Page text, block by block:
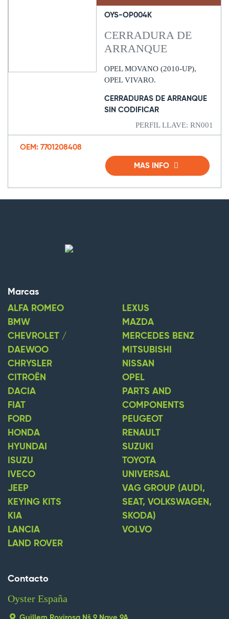
OYS-OP004K
CERRADURA DE
ARRANQUE
OPEL MOVANO (2010-UP),
OPEL VIVARO.
CERRADURAS DE ARRANQUE
SIN CODIFICAR
PERFIL LLAVE: RN001
OEM: 7701208408
MAS INFO
Marcas
ALFA ROMEO
BMW
CHEVROLET /
DAEWOO
CHRYSLER
CITROËN
DACIA
FIAT
FORD
HONDA
HYUNDAI
ISUZU
IVECO
JEEP
KEYING KITS
KIA
LANCIA
LAND ROVER
LEXUS
MAZDA
MERCEDES BENZ
MITSUBISHI
NISSAN
OPEL
PARTS AND
COMPONENTS
PEUGEOT
RENAULT
SUZUKI
TOYOTA
UNIVERSAL
VAG GROUP (AUDI,
SEAT, VOLKSWAGEN,
SKODA)
VOLVO
Contacto
Oyster España